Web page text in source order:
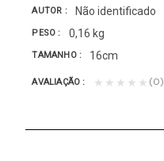
AUTOR Não identificado
PESO 0,16 kg
TAMANHO 16cm
AVALIAÇÃO ★★★★★ (0)